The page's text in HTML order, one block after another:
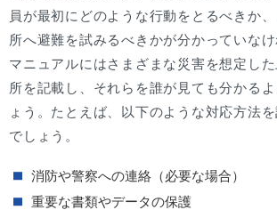
員が最初にどのような行動をとるべきか
所へ避難を試みるべきかが分かっていなけ
マニュアルにはさまざまな災害を想定し
所を記載し、それらを誰が見ても分かる
ょう。たとえば、以下のような対応方法
でしょう。
消防や警察への連絡（必要な場合）
重要な書類やデータの保護